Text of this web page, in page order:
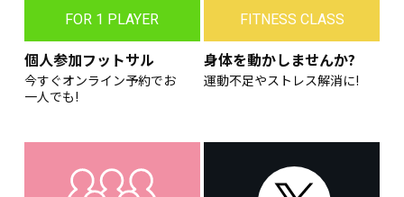
FOR 1 PLAYER
個人参加フットサル
今すぐオンライン予約でお
一人でも!
FITNESS CLASS
身体を動かしませんか?
運動不足やストレス解消に!